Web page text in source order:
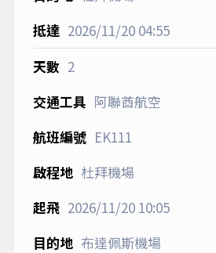
2026/11/2004:55
2
阿聯酋航空
EK111
杜拜機場
2026/11/2010:05
布達佩斯機場